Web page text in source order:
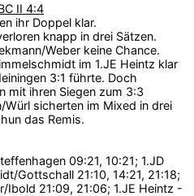
II 4:4
ihr Doppel klar.
knapp in drei Sätzen.
Weber keine Chance.
im 1.JE Heintz klar
3:1 führte. Doch
mit ihren Siegen zum 3:3
sicherten im Mixed in drei
das Remis.
09:21, 10:21; 1.JD
Gottschall 21:10, 14:21, 21:18;
Ibold 21:09, 21:06; 1.JE Heintz -